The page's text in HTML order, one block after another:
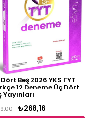
Beş 2026 YKS TYT
12 Deneme Üç Dört
Yayınları
₺268,16